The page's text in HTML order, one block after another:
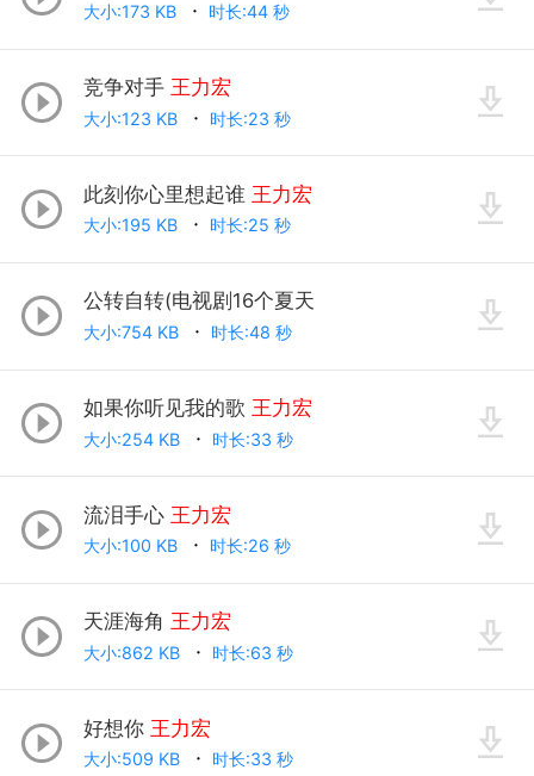
大小:173 KB 时长:44 秒
竞争对手 王力宏
大小:123 KB 时长:23 秒
此刻你心里想起谁 王力宏
大小:195 KB 时长:25 秒
公转自转(电视剧16个夏天
大小:754 KB 时长:48 秒
如果你听见我的歌 王力宏
大小:254 KB 时长:33 秒
流泪手心 王力宏
大小:100 KB 时长:26 秒
天涯海角 王力宏
大小:862 KB 时长:63 秒
好想你 王力宏
大小:509 KB 时长:33 秒